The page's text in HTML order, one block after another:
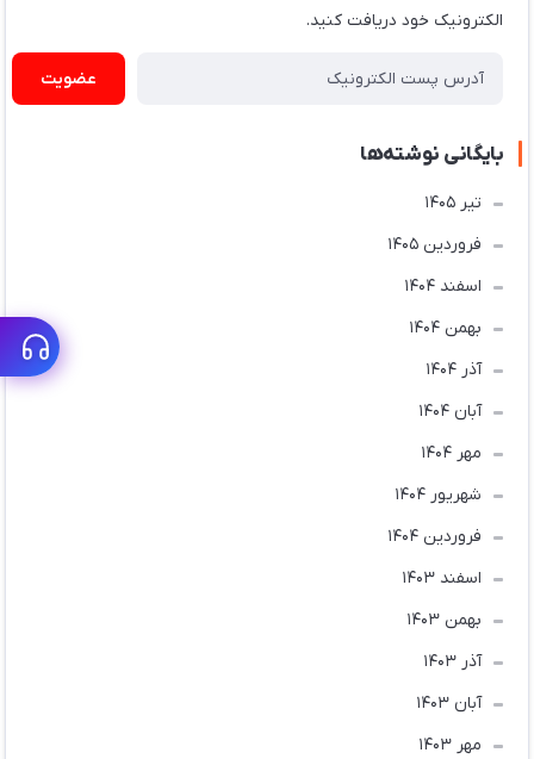
الکترونیک خود دریافت کنید.
عضویت
بایگانی نوشته‌ها
تير 1405
فروردین 1405
اسفند 1404
بهمن 1404
آذر 1404
آبان 1404
مهر 1404
شهریور 1404
فروردین 1404
اسفند 1403
بهمن 1403
آذر 1403
آبان 1403
مهر 1403